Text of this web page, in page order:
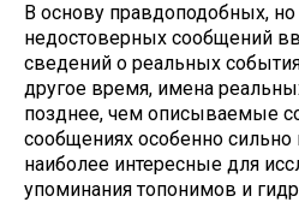
В основу правдоподобных, но
недостоверных сообщений
сведений о реальных
другое время, имена
позднее, чем описываемые
сообщениях особенно
наиболее интересные для
упоминания топонимов и